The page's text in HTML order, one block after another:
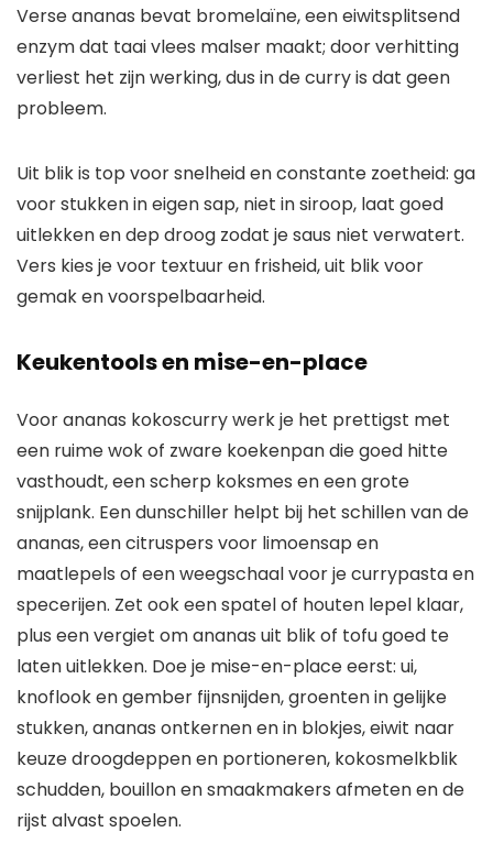
Verse ananas bevat bromelaïne, een eiwitsplitsend
enzym dat taai vlees malser maakt; door verhitting
verliest het zijn werking, dus in de curry is dat geen
probleem.
Uit blik is top voor snelheid en constante zoetheid: ga
voor stukken in eigen sap, niet in siroop, laat goed
uitlekken en dep droog zodat je saus niet verwatert.
Vers kies je voor textuur en frisheid, uit blik voor
gemak en voorspelbaarheid.
Keukentools en mise-en-place
Voor ananas kokoscurry werk je het prettigst met
een ruime wok of zware koekenpan die goed hitte
vasthoudt, een scherp koksmes en een grote
snijplank. Een dunschiller helpt bij het schillen van de
ananas, een citruspers voor limoensap en
maatlepels of een weegschaal voor je currypasta en
specerijen. Zet ook een spatel of houten lepel klaar,
plus een vergiet om ananas uit blik of tofu goed te
laten uitlekken. Doe je mise-en-place eerst: ui,
knoflook en gember fijnsnijden, groenten in gelijke
stukken, ananas ontkernen en in blokjes, eiwit naar
keuze droogdeppen en portioneren, kokosmelkblik
schudden, bouillon en smaakmakers afmeten en de
rijst alvast spoelen.